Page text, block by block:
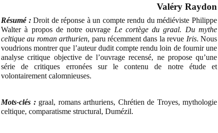
Valéry Raydon
Résumé :Droit de réponse à un compte rendu du médiéviste Philippe
Walter à propos de notre ouvrage Le cortège du graal. Du mythe
celtique au roman arthurien, paru récemment dans la revue Iris. Nous
voudrions montrer que l’auteur dudit compte rendu loin de fournir une
analyse critique objective de l’ouvrage recensé, ne propose qu’une
série de critiques erronées sur le contenu de notre étude et
volontairement calomnieuses.
Mots-clés :graal, romans arthuriens, Chrétien de Troyes, mythologie
celtique, comparatisme structural, Dumézil.